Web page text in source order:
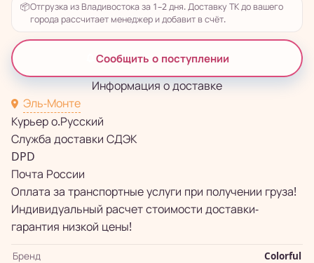
📦Отгрузка из Владивостока за 1–2 дня. Доставку ТК до вашего
города рассчитает менеджер и добавит в счёт.
Сообщить о поступлении
Информация о доставке
Эль-Монте
Курьер о.Русский
Служба доставки СДЭК
DPD
Почта России
Оплата за транспортные услуги при получении груза!
Индивидуальный расчет стоимости доставки-
гарантия низкой цены!
Бренд
Colorful